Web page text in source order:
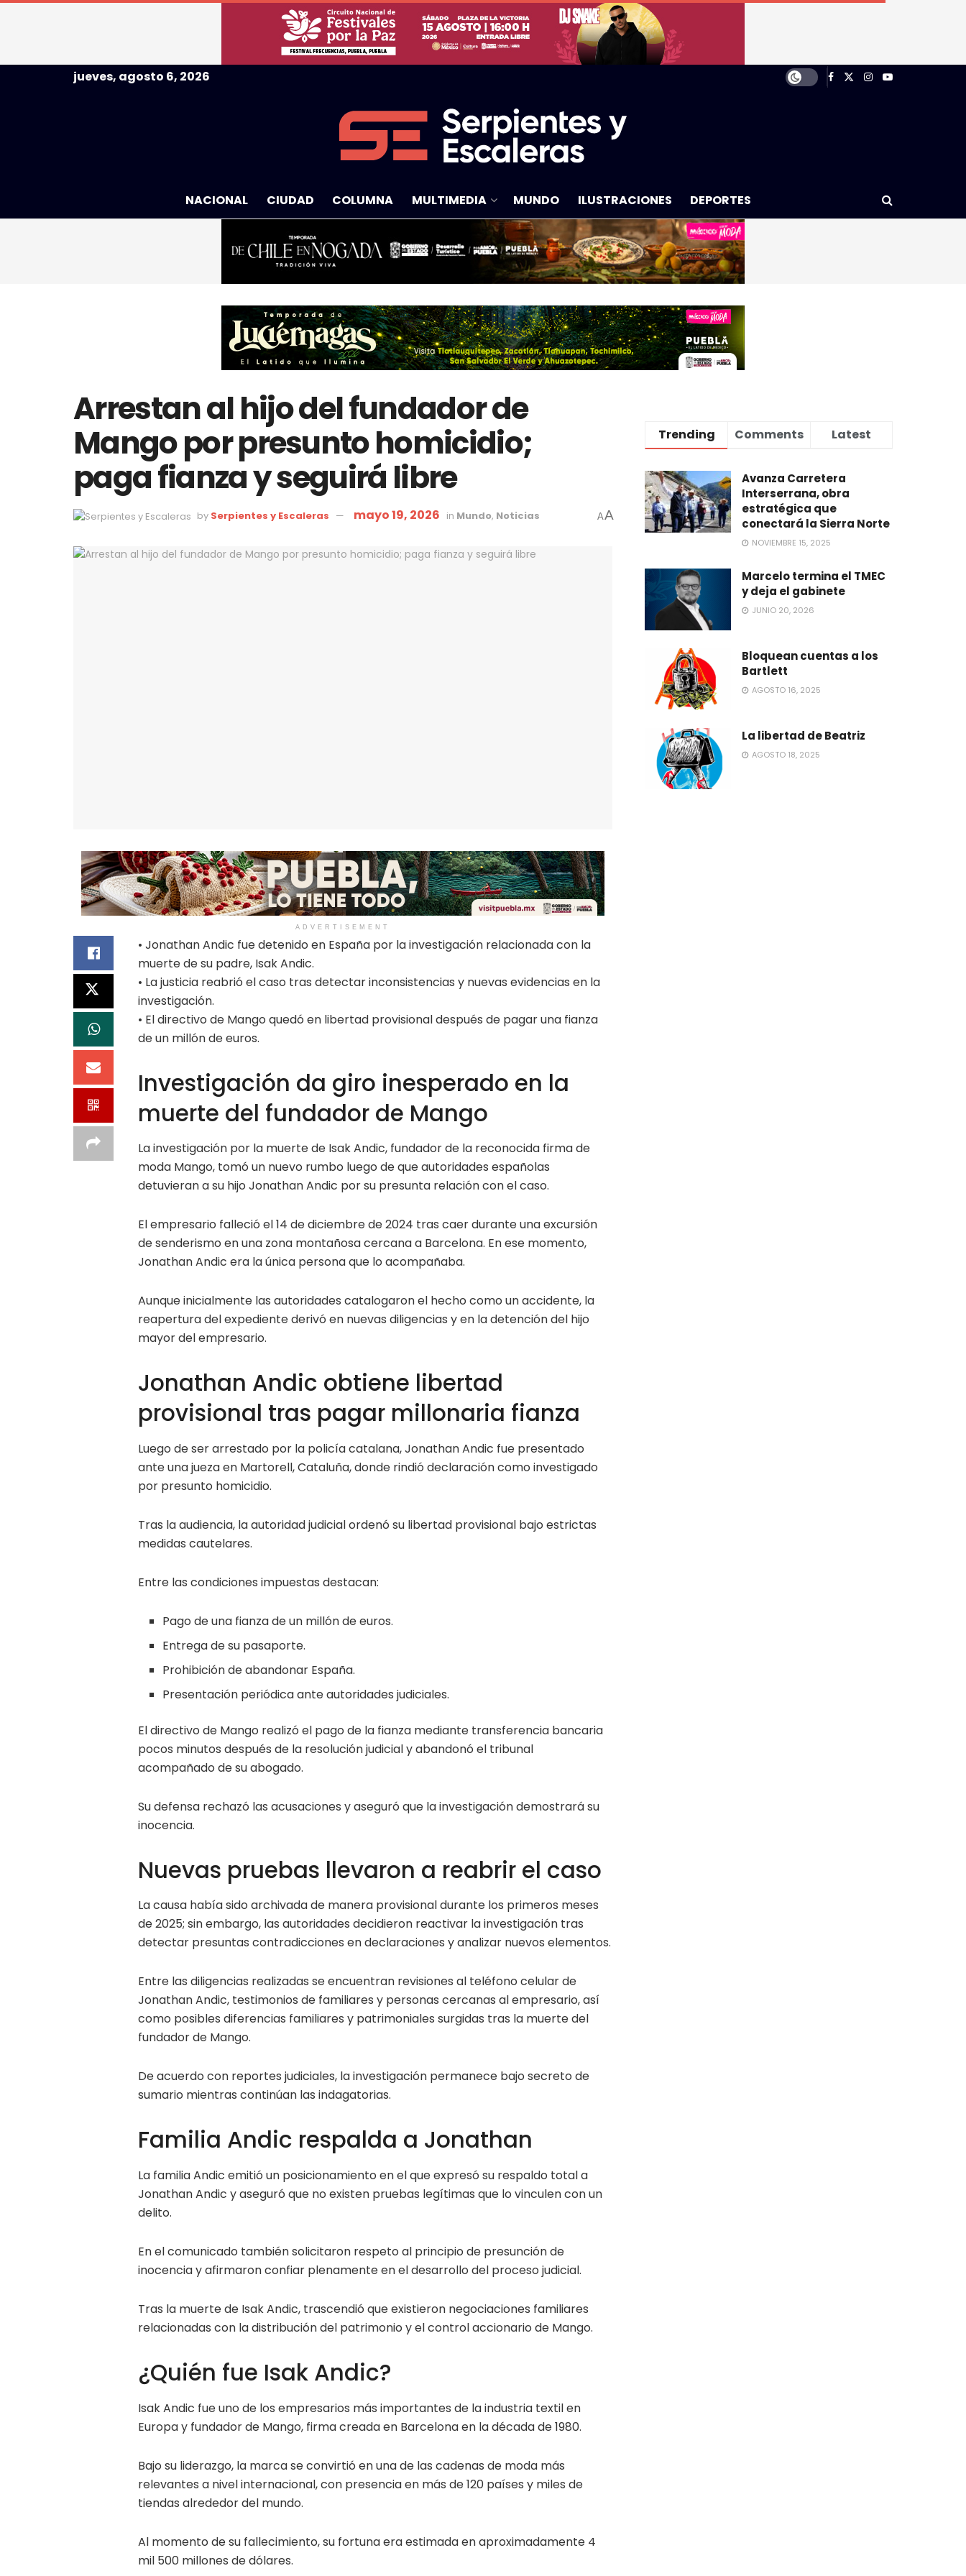
jueves, agosto 6, 2026
NACIONAL CIUDAD COLUMNA MULTIMEDIA MUNDO ILUSTRACIONES DEPORTES
Arrestan al hijo del fundador de
Mango por presunto homicidio;
paga fianza y seguirá libre
by Serpientes y Escaleras mayo 19, 2026 in Mundo, Noticias AA
ADVERTISEMENT
• Jonathan Andic fue detenido en España por la investigación relacionada con la
muerte de su padre, Isak Andic.
• La justicia reabrió el caso tras detectar inconsistencias y nuevas evidencias en la
investigación.
• El directivo de Mango quedó en libertad provisional después de pagar una fianza
de un millón de euros.
Investigación da giro inesperado en la
muerte del fundador de Mango
La investigación por la muerte de Isak Andic, fundador de la reconocida firma de
moda Mango, tomó un nuevo rumbo luego de que autoridades españolas
detuvieran a su hijo Jonathan Andic por su presunta relación con el caso.
El empresario falleció el 14 de diciembre de 2024 tras caer durante una excursión
de senderismo en una zona montañosa cercana a Barcelona. En ese momento,
Jonathan Andic era la única persona que lo acompañaba.
Aunque inicialmente las autoridades catalogaron el hecho como un accidente, la
reapertura del expediente derivó en nuevas diligencias y en la detención del hijo
mayor del empresario.
Jonathan Andic obtiene libertad
provisional tras pagar millonaria fianza
Luego de ser arrestado por la policía catalana, Jonathan Andic fue presentado
ante una jueza en Martorell, Cataluña, donde rindió declaración como investigado
por presunto homicidio.
Tras la audiencia, la autoridad judicial ordenó su libertad provisional bajo estrictas
medidas cautelares.
Entre las condiciones impuestas destacan:
Pago de una fianza de un millón de euros.
Entrega de su pasaporte.
Prohibición de abandonar España.
Presentación periódica ante autoridades judiciales.
El directivo de Mango realizó el pago de la fianza mediante transferencia bancaria
pocos minutos después de la resolución judicial y abandonó el tribunal
acompañado de su abogado.
Su defensa rechazó las acusaciones y aseguró que la investigación demostrará su
inocencia.
Nuevas pruebas llevaron a reabrir el caso
La causa había sido archivada de manera provisional durante los primeros meses
de 2025; sin embargo, las autoridades decidieron reactivar la investigación tras
detectar presuntas contradicciones en declaraciones y analizar nuevos elementos.
Entre las diligencias realizadas se encuentran revisiones al teléfono celular de
Jonathan Andic, testimonios de familiares y personas cercanas al empresario, así
como posibles diferencias familiares y patrimoniales surgidas tras la muerte del
fundador de Mango.
De acuerdo con reportes judiciales, la investigación permanece bajo secreto de
sumario mientras continúan las indagatorias.
Familia Andic respalda a Jonathan
La familia Andic emitió un posicionamiento en el que expresó su respaldo total a
Jonathan Andic y aseguró que no existen pruebas legítimas que lo vinculen con un
delito.
En el comunicado también solicitaron respeto al principio de presunción de
inocencia y afirmaron confiar plenamente en el desarrollo del proceso judicial.
Tras la muerte de Isak Andic, trascendió que existieron negociaciones familiares
relacionadas con la distribución del patrimonio y el control accionario de Mango.
¿Quién fue Isak Andic?
Isak Andic fue uno de los empresarios más importantes de la industria textil en
Europa y fundador de Mango, firma creada en Barcelona en la década de 1980.
Bajo su liderazgo, la marca se convirtió en una de las cadenas de moda más
relevantes a nivel internacional, con presencia en más de 120 países y miles de
tiendas alrededor del mundo.
Al momento de su fallecimiento, su fortuna era estimada en aproximadamente 4
mil 500 millones de dólares.
Trending Comments Latest
Avanza Carretera
Interserrana, obra
estratégica que
conectará la Sierra Norte
NOVIEMBRE 15, 2025
Marcelo termina el TMEC
y deja el gabinete
JUNIO 20, 2026
Bloquean cuentas a los
Bartlett
AGOSTO 16, 2025
La libertad de Beatriz
AGOSTO 18, 2025